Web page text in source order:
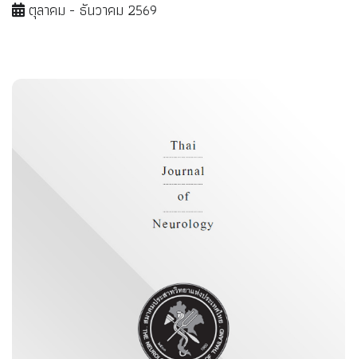
ตุลาคม - ธันวาคม 2569